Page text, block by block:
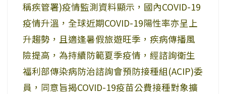
稱疾管署)疫情監測資料顯示，國內COVID-19
疫情升溫，全球近期COVID-19陽性率亦呈上
升趨勢，且適逢暑假旅遊旺季，疾病傳播風
險提高，為持續防範夏季疫情，經諮詢衛生
福利部傳染病防治諮詢會預防接種組(ACIP)委
員，同意旨揭COVID-19疫苗公費接種對象擴